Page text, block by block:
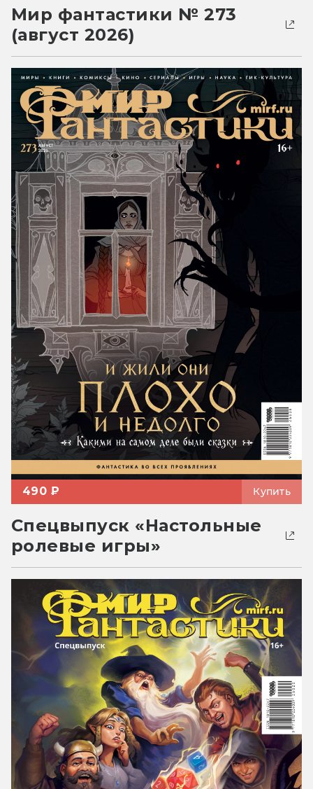
Мир фантастики № 273
(август 2026)
490 ₽ Купить
Спецвыпуск «Настольные
ролевые игры»